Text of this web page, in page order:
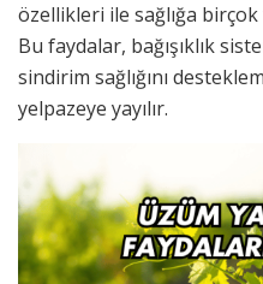
özellikleri ile sağlığa
Bu faydalar, bağışıklık
sindirim sağlığını
yelpazeye yayılır.